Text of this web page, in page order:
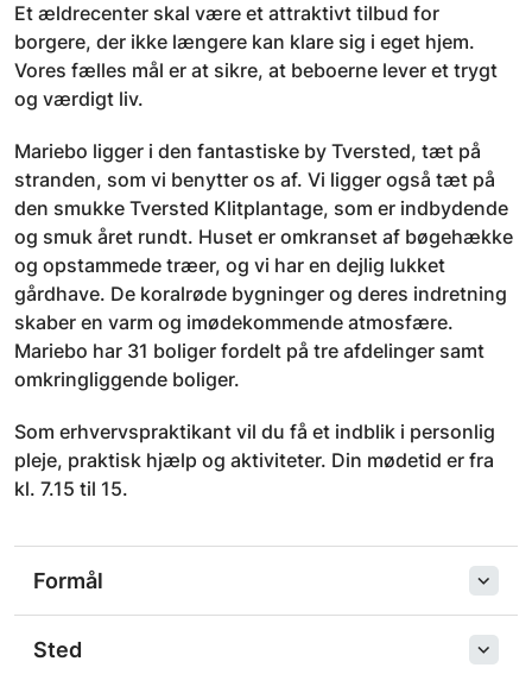
Et ældrecenter skal være et attraktivt tilbud for
borgere, der ikke længere kan klare sig i eget hjem.
Vores fælles mål er at sikre, at beboerne lever et trygt
og værdigt liv.
Mariebo ligger i den fantastiske by Tversted, tæt på
stranden, som vi benytter os af. Vi ligger også tæt på
den smukke Tversted Klitplantage, som er indbydende
og smuk året rundt. Huset er omkranset af bøgehække
og opstammede træer, og vi har en dejlig lukket
gårdhave. De koralrøde bygninger og deres indretning
skaber en varm og imødekommende atmosfære.
Mariebo har 31 boliger fordelt på tre afdelinger samt
omkringliggende boliger.
Som erhvervspraktikant vil du få et indblik i personlig
pleje, praktisk hjælp og aktiviteter. Din mødetid er fra
kl. 7.15 til 15.
Formål
Sted